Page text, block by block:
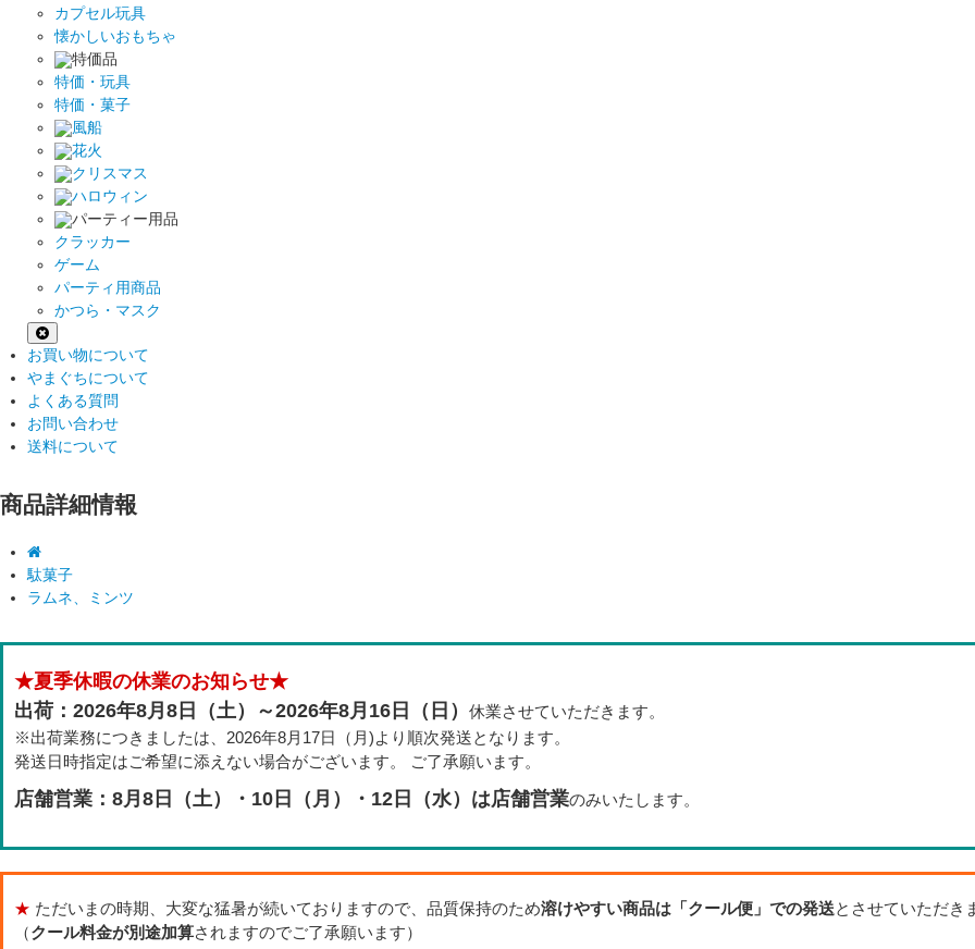
カプセル玩具
懐かしいおもちゃ
特価品
特価・玩具
特価・菓子
風船
花火
クリスマス
ハロウィン
パーティー用品
クラッカー
ゲーム
パーティ用商品
かつら・マスク
お買い物について
やまぐちについて
よくある質問
お問い合わせ
送料について
商品詳細情報
駄菓子
ラムネ、ミンツ
★夏季休暇の休業のお知らせ★
出荷：2026年8月8日（土）～2026年8月16日（日） 休業させていただきます。
※出荷業務につきましたは、2026年8月17日（月)より順次発送となります。
発送日時指定はご希望に添えない場合がございます。 ご了承願います。
店舗営業：8月8日（土）・10日（月）・12日（水）は店舗営業のみいたします。
★ ただいまの時期、大変な猛暑が続いておりますので、品質保持のため溶けやすい商品は「クール便」での発送とさせていただき
（クール料金が別途加算されますのでご了承願います）